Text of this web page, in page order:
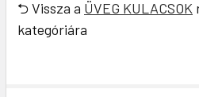
⮌ Vissza a ÜVEG KULACSOK
kategóriára